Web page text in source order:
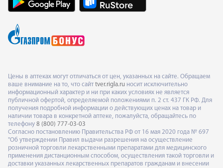
Цены в аптеках могут отличаться от цен, указанных на сайте. Обращаем
ваше внимание на то, что сайт tver.rigla.ru носит исключительно
информационный характер и ни при каких условиях не является
публичной офертой, определяемой положениями п. 2 ст. 437 ГК РФ. Для
получения подробной информации о действующих ценах на товар и
наличии товара в конкретной аптеке, пожалуйста, обращайтесь по
телефону 8 (800) 777-03-03
Согласно постановлению Правительства РФ от 16 мая 2020 года № 697
"Об утверждении Правил выдачи разрешения на осуществление
розничной торговли лекарственными препаратами для медицинского
применения дистанционным способом, осуществления такой торговли и
доставки указанных лекарственных препаратов гражданам и внесении